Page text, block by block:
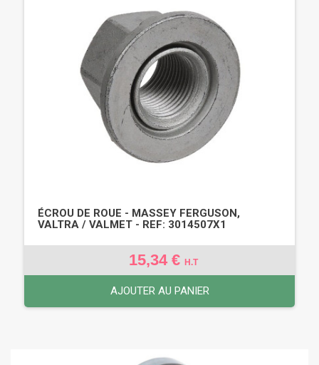
ÉCROU DE ROUE - MASSEY FERGUSON,
VALTRA / VALMET - REF: 3014507X1
15,34 € H.T
AJOUTER AU PANIER